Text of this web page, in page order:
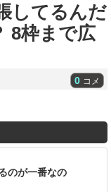
してるんだ
8枠まで広
0 コメ
のが一番なの